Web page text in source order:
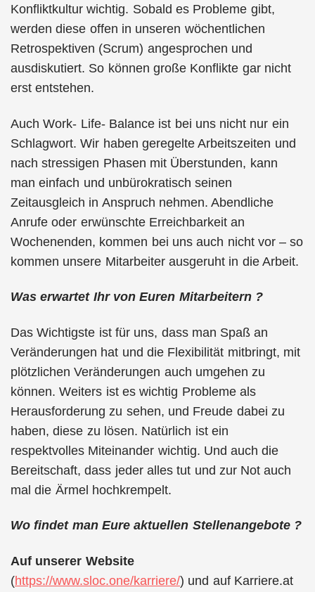
Konfliktkultur wichtig. Sobald es Probleme gibt,
werden diese offen in unseren wöchentlichen
Retrospektiven (Scrum) angesprochen und
ausdiskutiert. So können große Konflikte gar nicht
erst entstehen.
Auch Work- Life- Balance ist bei uns nicht nur ein
Schlagwort. Wir haben geregelte Arbeitszeiten und
nach stressigen Phasen mit Überstunden, kann
man einfach und unbürokratisch seinen
Zeitausgleich in Anspruch nehmen. Abendliche
Anrufe oder erwünschte Erreichbarkeit an
Wochenenden, kommen bei uns auch nicht vor – so
kommen unsere Mitarbeiter ausgeruht in die Arbeit.
Was erwartet Ihr von Euren Mitarbeitern ?
Das Wichtigste ist für uns, dass man Spaß an
Veränderungen hat und die Flexibilität mitbringt, mit
plötzlichen Veränderungen auch umgehen zu
können. Weiters ist es wichtig Probleme als
Herausforderung zu sehen, und Freude dabei zu
haben, diese zu lösen. Natürlich ist ein
respektvolles Miteinander wichtig. Und auch die
Bereitschaft, dass jeder alles tut und zur Not auch
mal die Ärmel hochkrempelt.
Wo findet man Eure aktuellen Stellenangebote ?
Auf unserer Website
(https://www.sloc.one/karriere/) und auf Karriere.at